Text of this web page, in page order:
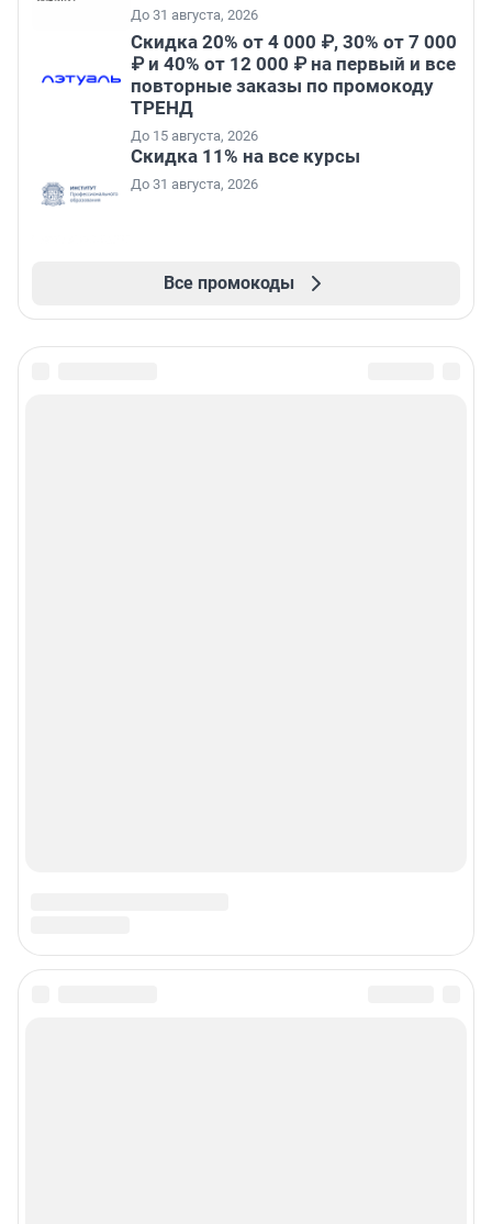
До 31 августа, 2026
Скидка 20% от 4 000 ₽, 30% от 7 000
₽ и 40% от 12 000 ₽ на первый и все
повторные заказы по промокоду
ТРЕНД
До 15 августа, 2026
Скидка 11% на все курсы
До 31 августа, 2026
Все промокоды